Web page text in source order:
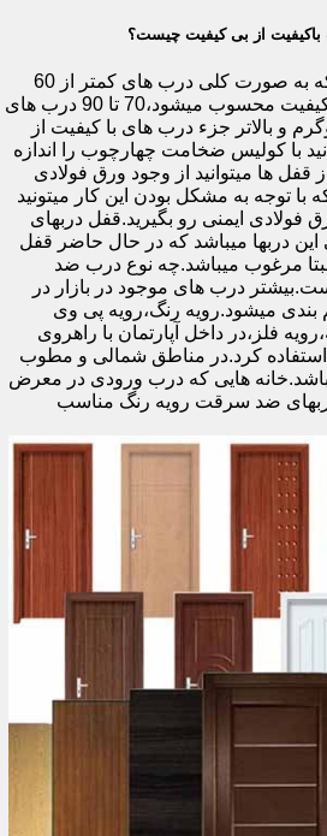
از بی کیفیت چیست؟
اولین راه وزن درب هست که به صورت کلی درب های کمتر از 60
کیلوگرم جزء درب های بی کیفیت محسوب میشود،70 تا 90 درب های
و درب های 90 کیلوگرم و بالاتر جزء درب های با کیفیت از
با کولیس ضخامت چهارچوب را اندازه
قفل ها میتوانید از وجود ورق فولادی
با توجه به مشکل بودن این کار میتونید
فولادی ایمنی رو بگیرید.قفل دربهای
دربها میباشد که در حال حاضر قفل
مرغوب میباشد.چه نوع درب ضد
درب های موجود در بازار در
تقسیم بندی میشود.رویه رنگ،رویه پی وی
فلز،در داخل آپارتمان با راهروی
استفاده کرد.در مناطق شمالی و مطوب
هایی که درب ورودی در معرض
ضد سرقت رویه رنگ مناسب